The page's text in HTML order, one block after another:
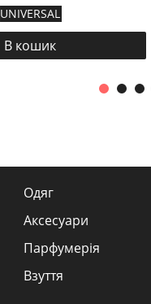
UNIVERSAL
В кошик
Одяг
Аксесуари
Парфумерія
Взуття